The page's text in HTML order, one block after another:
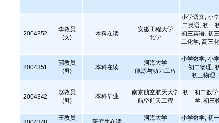
2004352
李教员
(女)
本科在读
安徽工程大学
化学
小学语文, 小
二英语, 初一
初三英语, 初
二化学, 高三
2004351
郭教员
(男)
本科在读
河海大学
能源与动力工程
小学数学, 小
一初二物理,
初三物理,
2004342
赵教员
(男)
本科毕业
南京航空航天大学
航空航天工程
初一初二数
学, 初三
王教员
研究生在读
河海大学
小学数学, 初